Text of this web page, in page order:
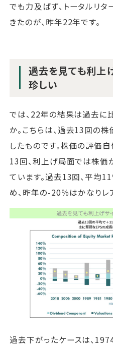
でも力及ばず、トータルリ
きたのが、昨年22年です。
過去を見ても利上
珍しい
では、22年の結果は過去に
か。こちらは、過去13回の
したものです。株価の評価
13回、利上げ局面では株価
ています。過去13回、平均
め、昨年の-20％はかなりレ
過去下がったケースは、